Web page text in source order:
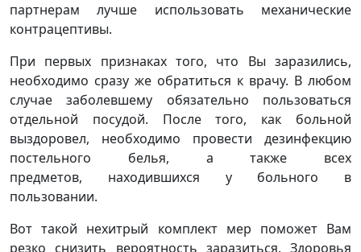
партнерам лучше использовать механические
контрацептивы.
При первых признаках того, что Вы заразились,
необходимо сразу же обратиться к врачу. В любом
случае заболевшему обязательно пользоваться
отдельной посудой. После того, как больной
выздоровел, необходимо провести дезинфекцию
постельного белья, а также всех
предметов, находившихся у больного в
пользовании.
Вот такой нехитрый комплект мер поможет Вам
резко снизить вероятность заразиться. Здоровья